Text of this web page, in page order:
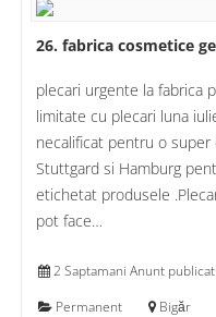
26. fabrica cosmetice
plecari urgente la fabrica
limitate cu plecari luna
necalificat pentru o super
Stuttgard si Hamburg
etichetat produsele
pot face…
2 Saptamani Anunt
Permanent
Bigăr